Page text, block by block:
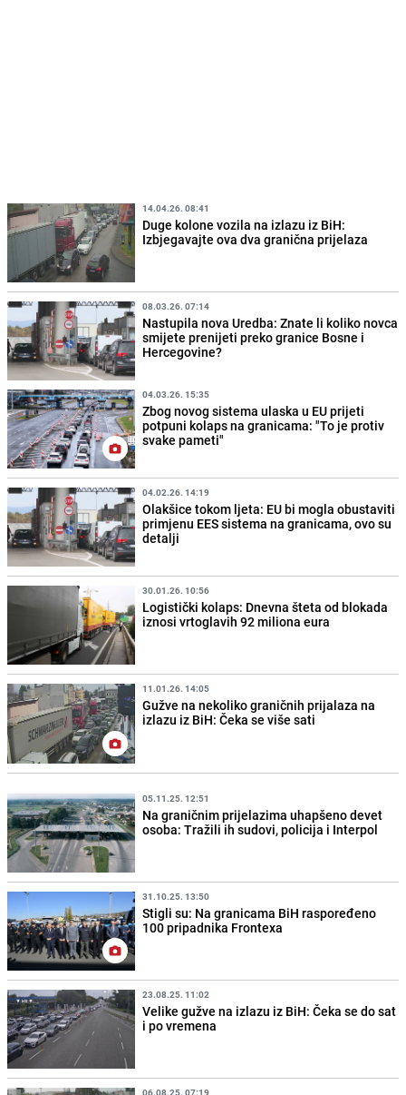
14.04.26. 08:41
Duge kolone vozila na izlazu iz BiH:
Izbjegavajte ova dva granična prijelaza
08.03.26. 07:14
Nastupila nova Uredba: Znate li koliko novca
smijete prenijeti preko granice Bosne i
Hercegovine?
04.03.26. 15:35
Zbog novog sistema ulaska u EU prijeti
potpuni kolaps na granicama: "To je protiv
svake pameti"
04.02.26. 14:19
Olakšice tokom ljeta: EU bi mogla obustaviti
primjenu EES sistema na granicama, ovo su
detalji
30.01.26. 10:56
Logistički kolaps: Dnevna šteta od blokada
iznosi vrtoglavih 92 miliona eura
11.01.26. 14:05
Gužve na nekoliko graničnih prijalaza na
izlazu iz BiH: Čeka se više sati
05.11.25. 12:51
Na graničnim prijelazima uhapšeno devet
osoba: Tražili ih sudovi, policija i Interpol
31.10.25. 13:50
Stigli su: Na granicama BiH raspoređeno
100 pripadnika Frontexa
23.08.25. 11:02
Velike gužve na izlazu iz BiH: Čeka se do sat
i po vremena
06.08.25. 07:19